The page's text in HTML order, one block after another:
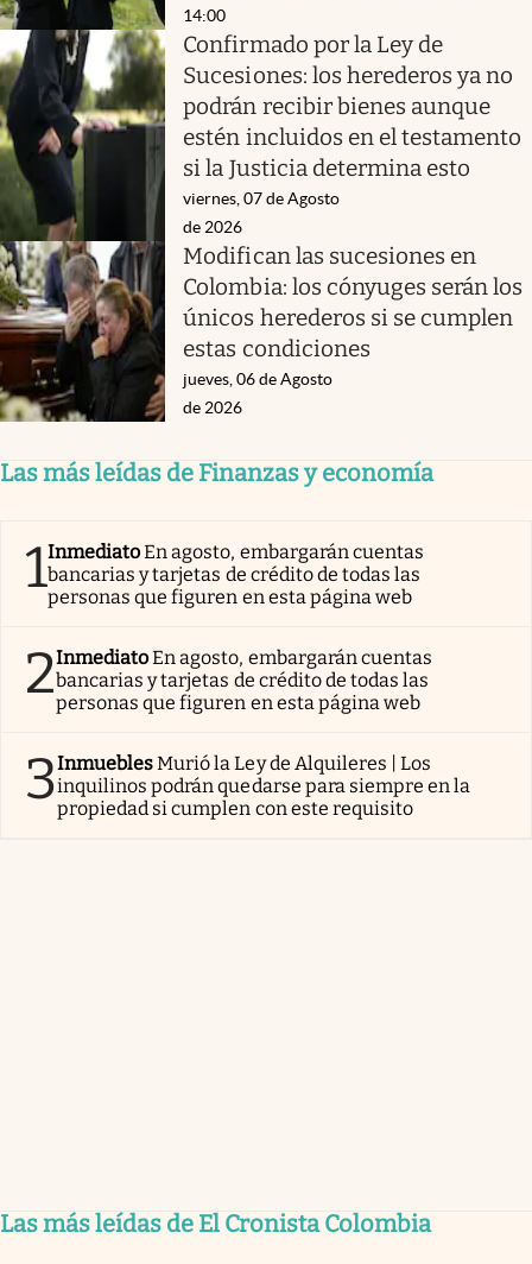
14:00
Confirmado por la Ley de
Sucesiones: los herederos ya no
podrán recibir bienes aunque
estén incluidos en el testamento
si la Justicia determina esto
viernes, 07 de Agosto
de 2026
Modifican las sucesiones en
Colombia: los cónyuges serán los
únicos herederos si se cumplen
estas condiciones
jueves, 06 de Agosto
de 2026
Las más leídas de Finanzas y economía
1InmediatoEn agosto, embargarán cuentas
bancarias y tarjetas de crédito de todas las
personas que figuren en esta página web
2InmediatoEn agosto, embargarán cuentas
bancarias y tarjetas de crédito de todas las
personas que figuren en esta página web
3InmueblesMurió la Ley de Alquileres | Los
inquilinos podrán quedarse para siempre en la
propiedad si cumplen con este requisito
Las más leídas de El Cronista Colombia